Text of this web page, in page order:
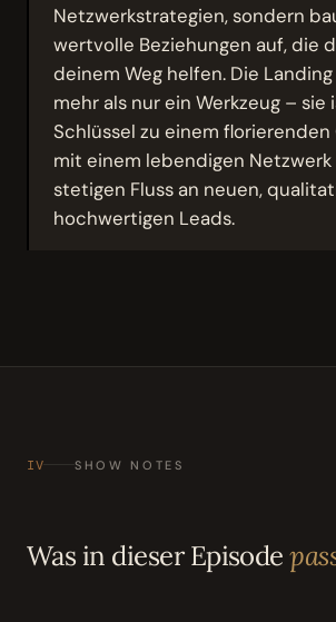
Netzwerkstrategien, sondern
wertvolle Beziehungen auf, die
deinem Weg helfen. Die
mehr als nur ein Werkzeug – sie
Schlüssel zu einem
mit einem lebendigen
stetigen Fluss an neuen,
hochwertigen Leads.
IV SHOW NOTES
Was in dieser Episode